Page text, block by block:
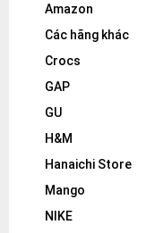
Amazon
Các hãng khác
Crocs
GAP
GU
H&M
Hanaichi Store
Mango
NIKE